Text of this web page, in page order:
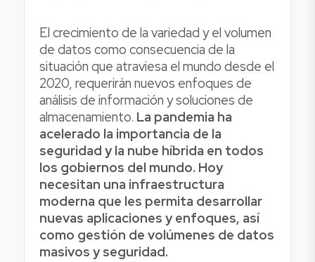
El crecimiento de la variedad y el volumen
de datos como consecuencia de la
situación que atraviesa el mundo desde el
2020, requerirán nuevos enfoques de
análisis de información y soluciones de
almacenamiento. La pandemia ha
acelerado la importancia de la
seguridad y la nube híbrida en todos
los gobiernos del mundo. Hoy
necesitan una infraestructura
moderna que les permita desarrollar
nuevas aplicaciones y enfoques, así
como gestión de volúmenes de datos
masivos y seguridad.